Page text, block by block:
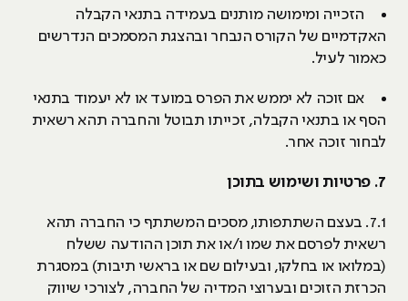
הזכייה ומימושה מותנים בעמידה בתנאי הקבלה
האקדמיים של הקורס הנבחר ובהצגת המסמכים הנדרשים
כאמור לעיל.
אם זוכה לא יממש את הפרס במועד או לא יעמוד בתנאי
הסף או בתנאי הקבלה, זכייתו תבוטל והחברה תהא רשאית
לבחור זוכה אחר.
7. פרטיות ושימוש בתוכן
7.1. בעצם השתתפותו, מסכים המשתתף כי החברה תהא
רשאית לפרסם את שמו ו/או את תוכן ההודעה ששלח
(במלואו או בחלקו, ובעילום שם או בראשי תיבות) במסגרת
הכרזת הזוכים ובערוצי המדיה של החברה, לצורכי שיווק